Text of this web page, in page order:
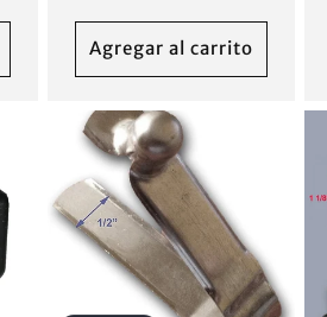
Agregar al carrito